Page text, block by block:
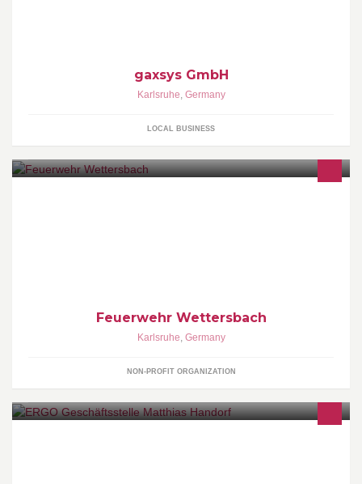
gaxsys GmbH
Karlsruhe, Germany
LOCAL BUSINESS
Feuerwehr Wettersbach
Karlsruhe, Germany
NON-PROFIT ORGANIZATION